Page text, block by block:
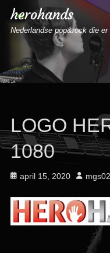
herohands
Nederlandse pop&rock die
LOGO
1080
Geplaatst
april 15, 2020 Auteur
mgs02